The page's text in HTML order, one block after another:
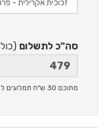
סה"כ לתשלום
מתוכם 30 ש"ח תמלוגים ליוצר